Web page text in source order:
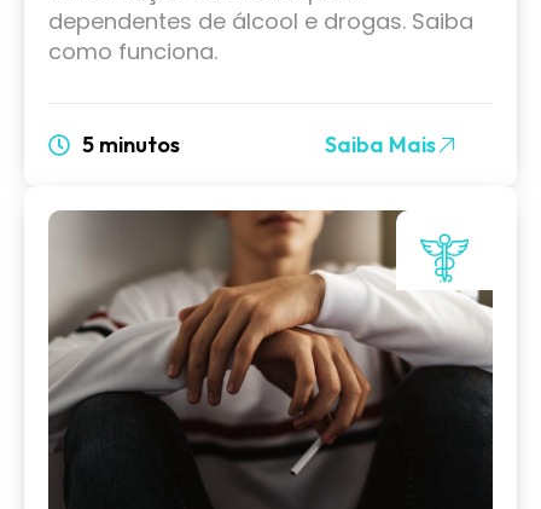
dependentes de álcool e drogas. Saiba
como funciona.
5 minutos Saiba Mais